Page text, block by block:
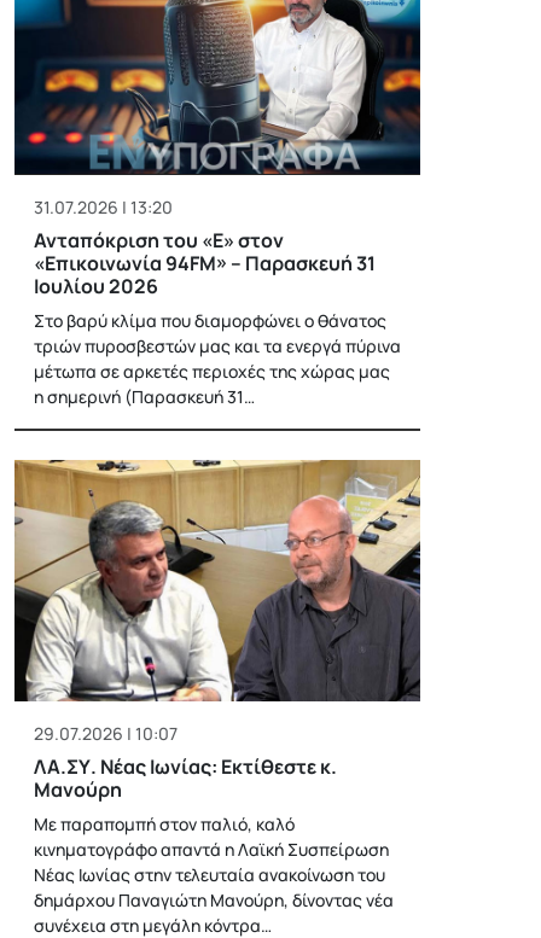
31.07.2026 | 13:20
Ανταπόκριση του «Ε» στον
«Επικοινωνία 94FM» – Παρασκευή 31
Ιουλίου 2026
Στο βαρύ κλίμα που διαμορφώνει ο θάνατος
τριών πυροσβεστών μας και τα ενεργά πύρινα
μέτωπα σε αρκετές περιοχές της χώρας μας
η σημερινή (Παρασκευή 31…
29.07.2026 | 10:07
ΛΑ.ΣΥ. Νέας Ιωνίας: Εκτίθεστε κ.
Μανούρη
Με παραπομπή στον παλιό, καλό
κινηματογράφο απαντά η Λαϊκή Συσπείρωση
Νέας Ιωνίας στην τελευταία ανακοίνωση του
δημάρχου Παναγιώτη Μανούρη, δίνοντας νέα
συνέχεια στη μεγάλη κόντρα…